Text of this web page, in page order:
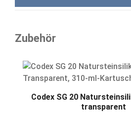
Zubehör
Codex SG 20
transparent